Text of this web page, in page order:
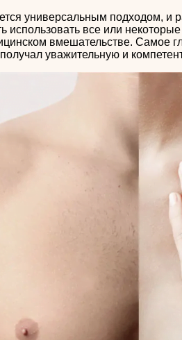
универсальным подходом, и
использовать все или
вмешательстве.
уважительную и